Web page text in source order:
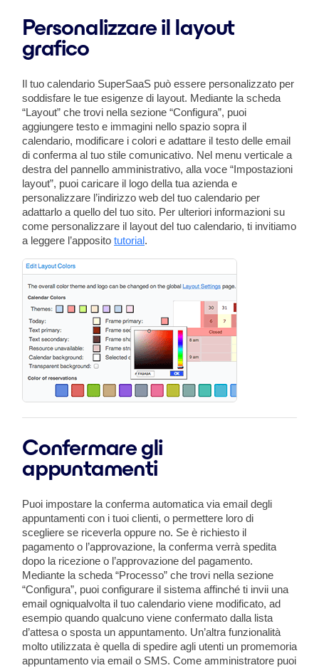
Personalizzare il layout
grafico
Il tuo calendario SuperSaaS può essere personalizzato per
soddisfare le tue esigenze di layout. Mediante la scheda
“Layout” che trovi nella sezione “Configura”, puoi
aggiungere testo e immagini nello spazio sopra il
calendario, modificare i colori e adattare il testo delle email
di conferma al tuo stile comunicativo. Nel menu verticale a
destra del pannello amministrativo, alla voce “Impostazioni
layout”, puoi caricare il logo della tua azienda e
personalizzare l’indirizzo web del tuo calendario per
adattarlo a quello del tuo sito. Per ulteriori informazioni su
come personalizzare il layout del tuo calendario, ti invitiamo
a leggere l’apposito tutorial.
Confermare gli
appuntamenti
Puoi impostare la conferma automatica via email degli
appuntamenti con i tuoi clienti, o permettere loro di
scegliere se riceverla oppure no. Se è richiesto il
pagamento o l’approvazione, la conferma verrà spedita
dopo la ricezione o l’approvazione del pagamento.
Mediante la scheda “Processo” che trovi nella sezione
“Configura”, puoi configurare il sistema affinché ti invii una
email ogniqualvolta il tuo calendario viene modificato, ad
esempio quando qualcuno viene confermato dalla lista
d’attesa o sposta un appuntamento. Un’altra funzionalità
molto utilizzata è quella di spedire agli utenti un promemoria
appuntamento via email o SMS. Come amministratore puoi